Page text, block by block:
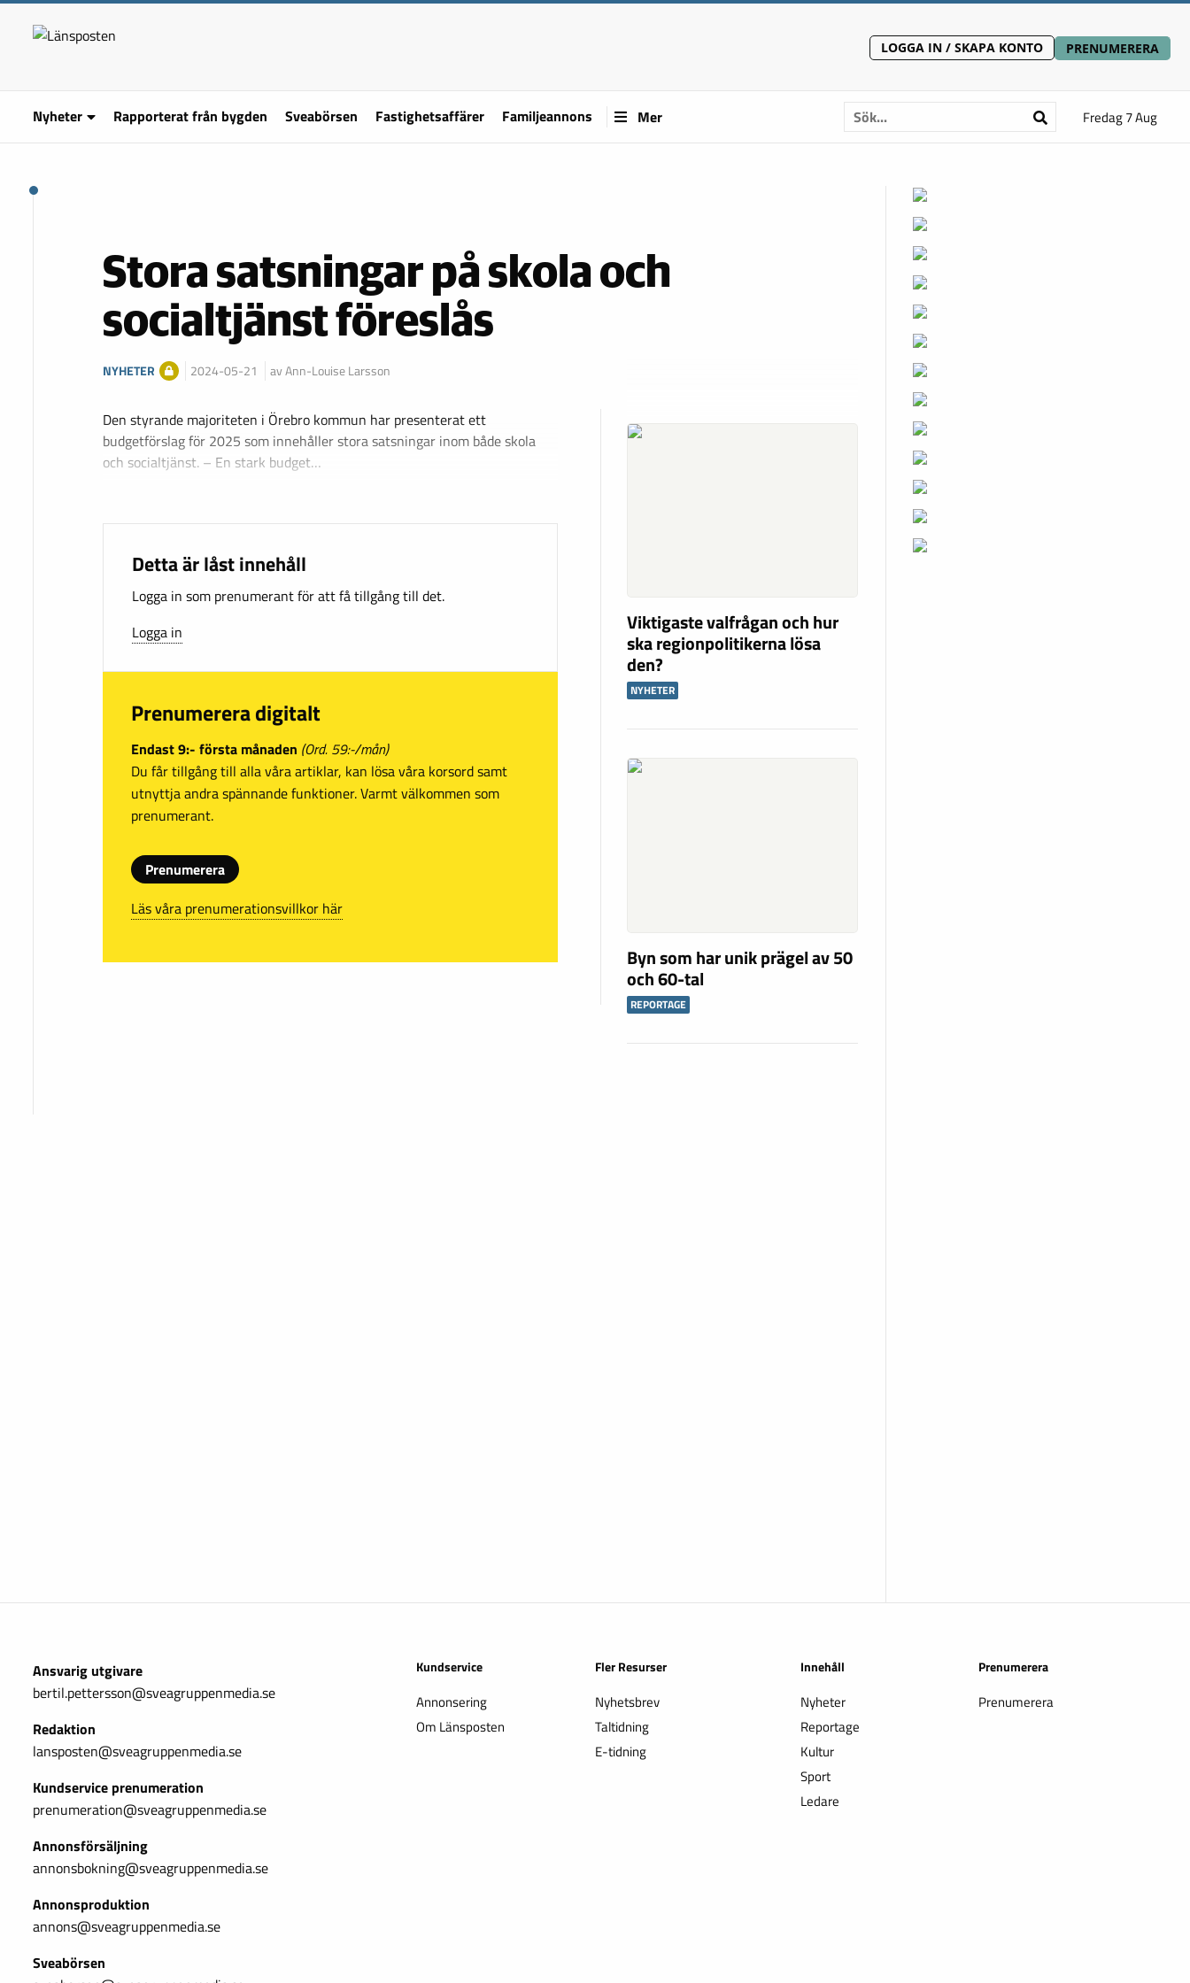
LOGGA IN / SKAPA KONTO PRENUMERERA
Nyheter Rapporterat från bygden Sveabörsen Fastighetsaffärer Familjeannons Mer Fredag 7 Aug
Stora satsningar på skola och
socialtjänst föreslås
NYHETER 2024-05-21 av Ann-Louise Larsson
Den styrande majoriteten i Örebro kommun har presenterat ett
budgetförslag för 2025 som innehåller stora satsningar inom både skola
och socialtjänst. – En stark budget…
Detta är låst innehåll
Logga in som prenumerant för att få tillgång till det.
Logga in
Prenumerera digitalt
Endast 9:- första månaden (Ord. 59:-/mån)
Du får tillgång till alla våra artiklar, kan lösa våra korsord samt
utnyttja andra spännande funktioner. Varmt välkommen som
prenumerant.
Prenumerera
Läs våra prenumerationsvillkor här
Viktigaste valfrågan och hur
ska regionpolitikerna lösa
den?
NYHETER
Byn som har unik prägel av 50
och 60-tal
REPORTAGE
Ansvarig utgivare
bertil.pettersson@sveagruppenmedia.se
Redaktion
lansposten@sveagruppenmedia.se
Kundservice prenumeration
prenumeration@sveagruppenmedia.se
Annonsförsäljning
annonsbokning@sveagruppenmedia.se
Annonsproduktion
annons@sveagruppenmedia.se
Sveabörsen
Kundservice
Annonsering
Om Länsposten
Fler Resurser
Nyhetsbrev
Taltidning
E-tidning
Innehåll
Nyheter
Reportage
Kultur
Sport
Ledare
Prenumerera
Prenumerera